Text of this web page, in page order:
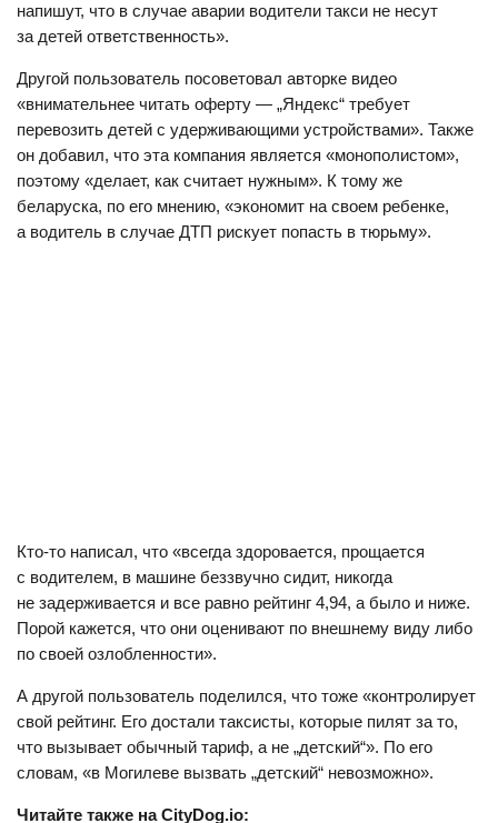
напишут, что в случае аварии водители такси не несут
за детей ответственность».
Другой пользователь посоветовал авторке видео
«внимательнее читать оферту — „Яндекс“ требует
перевозить детей с удерживающими устройствами». Также
он добавил, что эта компания является «монополистом»,
поэтому «делает, как считает нужным». К тому же
беларуска, по его мнению, «экономит на своем ребенке,
а водитель в случае ДТП рискует попасть в тюрьму».
Кто-то написал, что «всегда здоровается, прощается
с водителем, в машине беззвучно сидит, никогда
не задерживается и все равно рейтинг 4,94, а было и ниже.
Порой кажется, что они оценивают по внешнему виду либо
по своей озлобленности».
А другой пользователь поделился, что тоже «контролирует
свой рейтинг. Его достали таксисты, которые пилят за то,
что вызывает обычный тариф, а не „детский“». По его
словам, «в Могилеве вызвать „детский“ невозможно».
Читайте также на CityDog.io: